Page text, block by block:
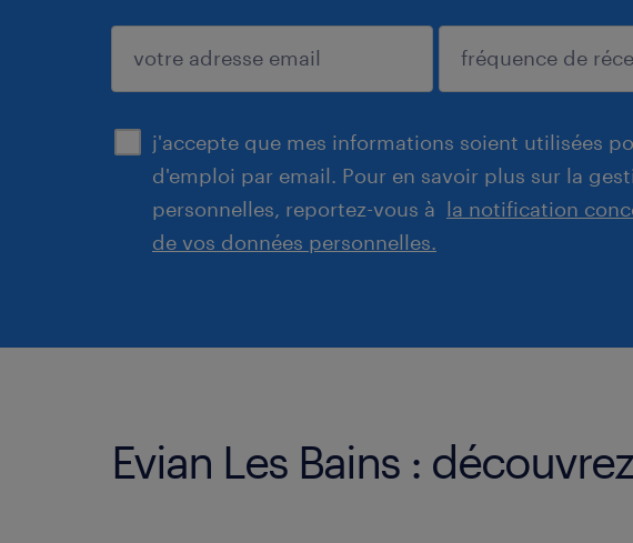
j'accepte que mes informations soient utilisées
d'emploi par email. Pour en savoir plus sur la
personnelles, reportez-vous à la notification
de vos données personnelles.
enregistrer
Evian Les Bains :